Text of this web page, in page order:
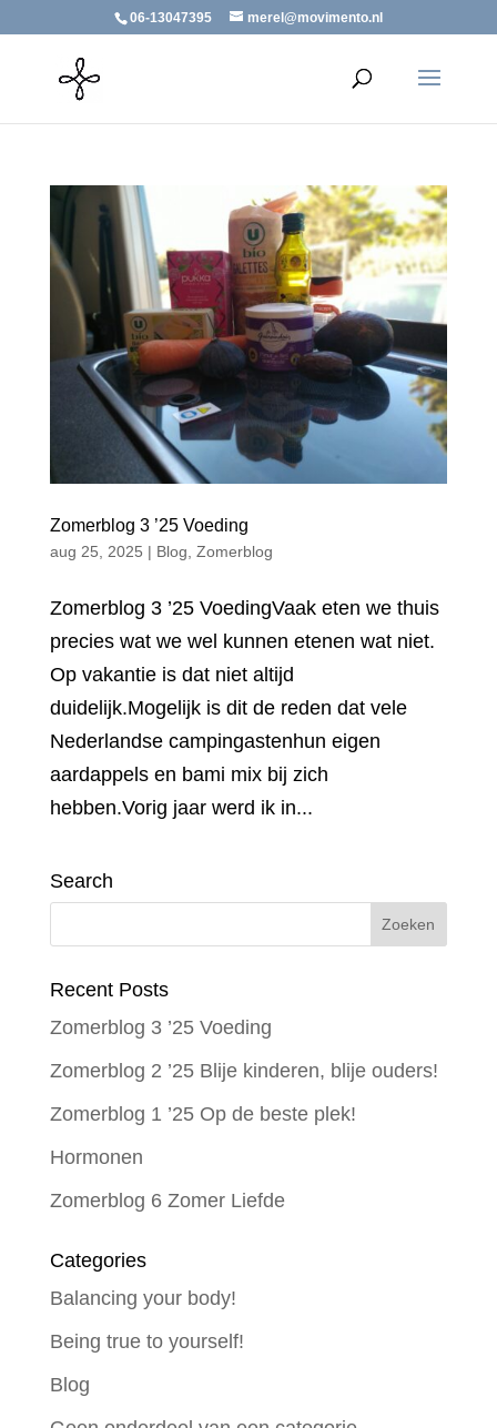
06-13047395 merel@movimento.nl
Zomerblog 3 ’25 Voeding
aug 25, 2025 | Blog Zomerblog
Zomerblog 3 ’25 VoedingVaak eten we thuis
precies wat we wel kunnen etenen wat niet.
Op vakantie is dat niet altijd
duidelijk.Mogelijk is dit de reden dat vele
Nederlandse campingastenhun eigen
aardappels en bami mix bij zich
hebben.Vorig jaar werd ik in...
Search
Recent Posts
Zomerblog 3 ’25 Voeding
Zomerblog 2 ’25 Blije kinderen, blije ouders!
Zomerblog 1 ’25 Op de beste plek!
Hormonen
Zomerblog 6 Zomer Liefde
Categories
Balancing your body!
Being true to yourself!
Blog